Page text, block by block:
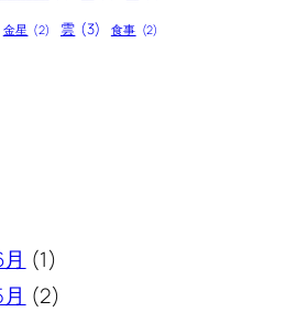
金星 (2) 雲 (3) 食事 (2)
(1)
(2)